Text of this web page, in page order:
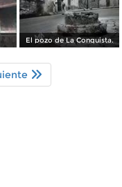
El pozo de La Conquista.